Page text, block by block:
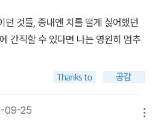
던 것들, 종내엔 치를 떨게 싫어했던
간직할 수 있다면 나는 영원히 멈추
09-25